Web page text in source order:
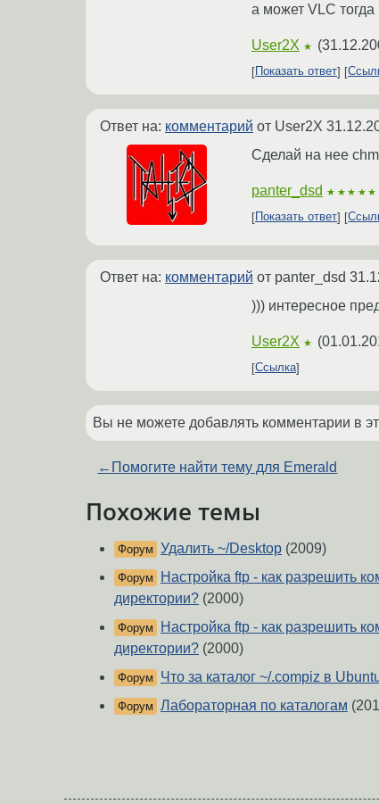
а может VLC тогда
User2X ★ (
Показать ответ
Ответ на: комментарий от User2X
Сделай на нее
panter_dsd ★★★★★
Показать ответ
Ответ на: комментарий от panter_dsd
))) интересное
User2X ★ (
Ссылка
Вы не можете добавлять комментарии в
← Помогите найти тему для Emerald
Похожие темы
Форум Удалить ~/Desktop (2009)
Форум
Настройка ftp - как разрешить
директории? (2000)
Форум
Настройка ftp - как разрешить
директории? (2000)
Форум Что за каталог ~/.compiz в
Форум Лабораторная по каталогам